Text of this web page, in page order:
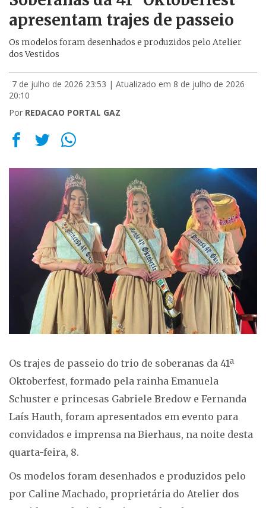
apresentam trajes de passeio
Os modelos foram desenhados e produzidos pelo Atelier
dos Vestidos
7 de julho de 2026 23:53 | Atualizado em 8 de julho de 2026
20:10
Por REDACAO PORTAL GAZ
Os trajes de passeio do trio de soberanas da 41ª
Oktoberfest, formado pela rainha Emanuela
Schuster e princesas Gabriele Bredow e Fernanda
Laís Hauth, foram apresentados em evento para
convidados e imprensa na Bierhaus, na noite desta
quarta-feira, 8.
Os modelos foram desenhados e produzidos pelo
por Caline Machado, proprietária do Atelier dos